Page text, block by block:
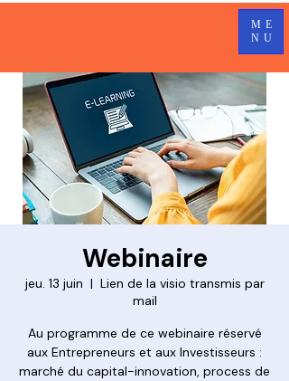
ME
NU
Webinaire
jeu. 13 juin
  |
Lien de la visio transmis par
mail
Au programme de ce webinaire réservé
aux Entrepreneurs et aux Investisseurs :
marché du capital-innovation, process de